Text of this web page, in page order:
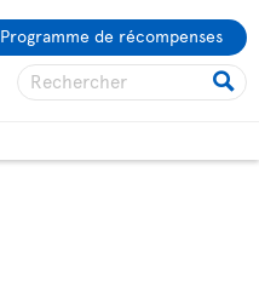
Programme de récompenses